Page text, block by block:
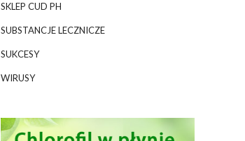
SKLEP CUD PH
SUBSTANCJE LECZNICZE
SUKCESY
WIRUSY